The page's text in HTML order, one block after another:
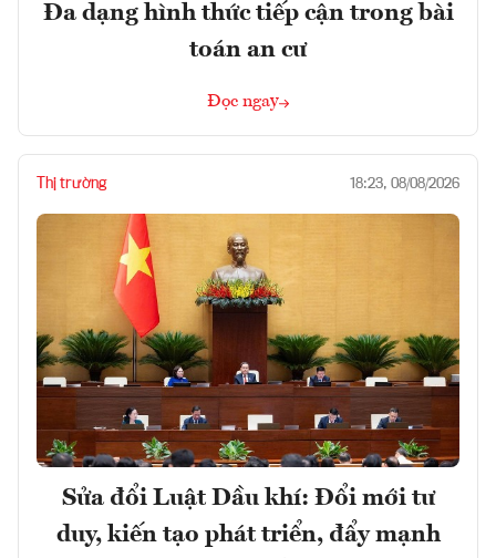
Đa dạng hình thức tiếp cận trong bài
toán an cư
Đọc ngay
Thị trường 18:23, 08/08/2026
Sửa đổi Luật Dầu khí: Đổi mới tư
duy, kiến tạo phát triển, đẩy mạnh